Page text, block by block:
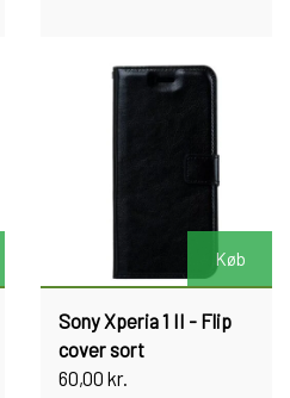
Køb
Sony Xperia 1 II - Flip
cover sort
60,00 kr.